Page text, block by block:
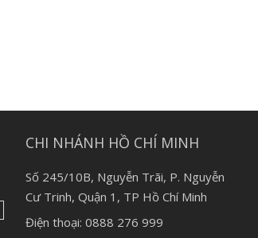
CHI NHÁNH HỒ CHÍ MINH
Số 245/10B, Nguyễn Trãi, P. Nguyễn
Cư Trinh, Quận 1, TP Hồ Chí Minh
Điện thoại: 0888 276 999